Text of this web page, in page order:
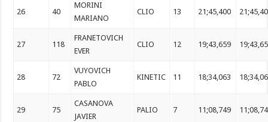
26 40
MORINI
MARIANO
CLIO 13 21;45,400
27 118
FRANETOVICH
EVER
CLIO 12 19;43,659
28 72
VUYOVICH
PABLO
KINETIC 11 18;34,063
29 75
CASANOVA
JAVIER
PALIO 7 11;08,749